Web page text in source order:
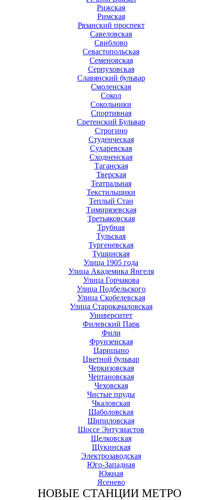
Рижская
Римская
Рязанский проспект
Савеловская
Свиблово
Севастопольская
Семеновская
Серпуховская
Славянский бульвар
Смоленская
Сокол
Сокольники
Спортивная
Сретенский Бульвар
Строгино
Студенческая
Сухаревская
Сходненская
Таганская
Тверская
Театральная
Текстильщики
Теплый Стан
Тимирязевская
Третьяковская
Трубная
Тульская
Тургеневская
Тушинская
Улица 1905 года
Улица Академика Янгеля
Улица Горчакова
Улица Подбельского
Улица Скобелевская
Улица Старокачаловская
Университет
Филевский Парк
Фили
Фрунзенская
Царицыно
Цветной бульвар
Черкизовская
Чертановская
Чеховская
Чистые пруды
Чкаловская
Шаболовская
Шипиловская
Шоссе Энтузиастов
Щелковская
Щукинская
Электрозаводская
Юго-Западная
Южная
Ясенево
НОВЫЕ СТАНЦИИ МЕТРО